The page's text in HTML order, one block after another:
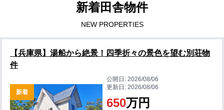
新着田舎物件
NEW PROPERTIES
【兵庫県】湯船から絶景！四季折々の景色を望む別荘物
件
新着
公開日:2026/08/06
更新日:2026/08/06
650万円